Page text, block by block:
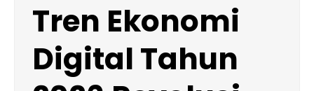
Tren Ekonomi
Digital Tahun